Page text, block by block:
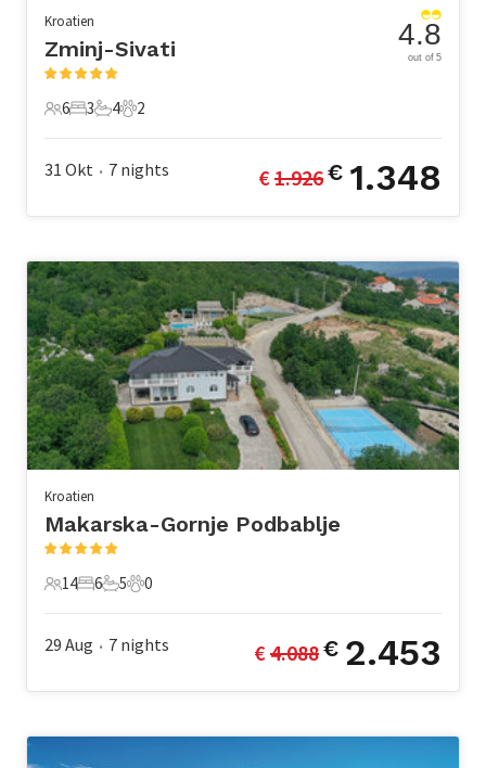
Kroatien
Zminj-Sivati
6 Gäste
6
3 Schlafzimmer
3
4 Badezimmer
4
2 Haustiere
2
4.8
out of 5
31 Okt • 7 nights € 1.926€ 1.348
Kroatien
Makarska-Gornje Podbablje
14 Gäste
14
6 Schlafzimmer
6
5 Badezimmer
5
0 Haustiere
0
29 Aug • 7 nights € 4.088€ 2.453